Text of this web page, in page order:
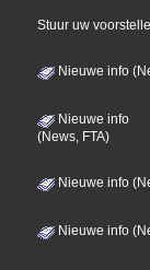
Stuur uw
Nieuwe info
Nieuwe info
(News, FTA)
Nieuwe info
Nieuwe info